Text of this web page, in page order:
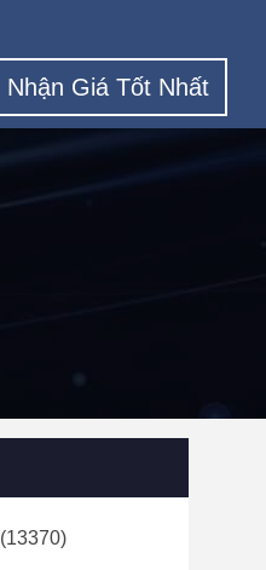
Nhận Giá Tốt Nhất
(13370)